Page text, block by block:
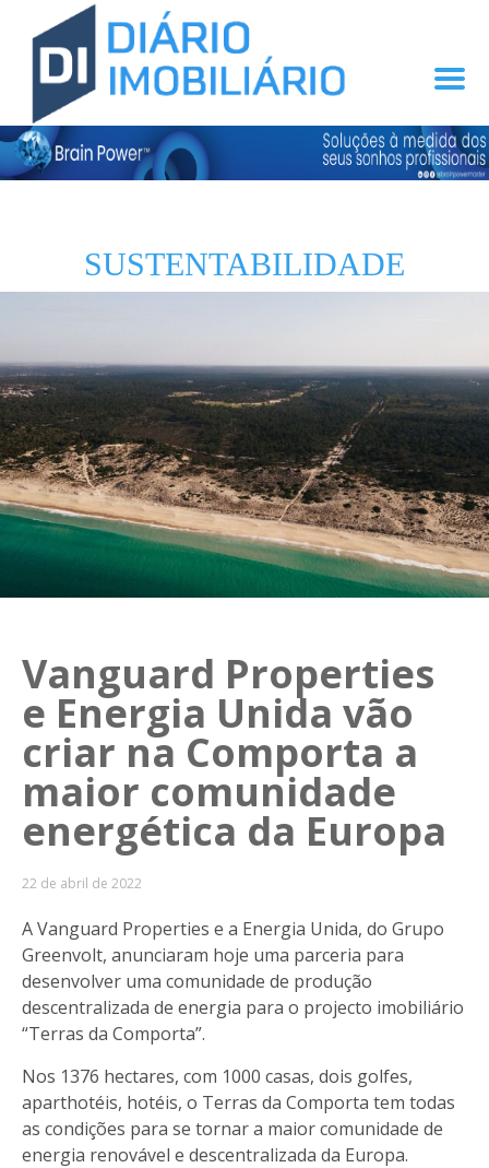
SUSTENTABILIDADE
Vanguard Properties
e Energia Unida vão
criar na Comporta a
maior comunidade
energética da Europa
22 de abril de 2022
A Vanguard Properties e a Energia Unida, do Grupo
Greenvolt, anunciaram hoje uma parceria para
desenvolver uma comunidade de produção
descentralizada de energia para o projecto imobiliário
“Terras da Comporta”.
Nos 1376 hectares, com 1000 casas, dois golfes,
aparthotéis, hotéis, o Terras da Comporta tem todas
as condições para se tornar a maior comunidade de
energia renovável e descentralizada da Europa.